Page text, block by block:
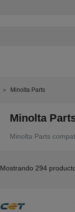
Minolta Parts
Minolta
Minolta Parts
Mostrando 294